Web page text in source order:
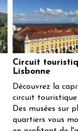
Circuit
Lisbonne
Découvrez la
circuit touristique
Des musées sur
quartiers vous